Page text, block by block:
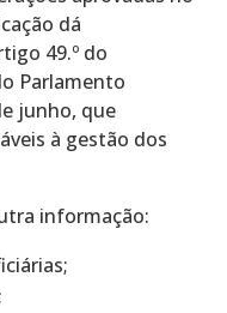
dá
49.º do
Parlamento
junho, que
à gestão dos
informação: